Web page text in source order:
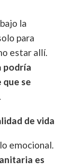
la
para
estar allí.
podría
se
.
de vida
emocional.
es